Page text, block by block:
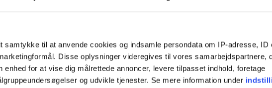
samtykke til at anvende cookies og indsamle persondata om IP-adresse, ID
Disse oplysninger videregives til vores samarbejdspartnere,
enhed for at vise dig målrettede annoncer, levere tilpasset indhold, foretage
og udvikle tjenester. Se mere information under
har holdt en gennemsnitskurs på
for DKK/USD ligeledes var
mia. kr, hvilket er en fremgang
Vis alle